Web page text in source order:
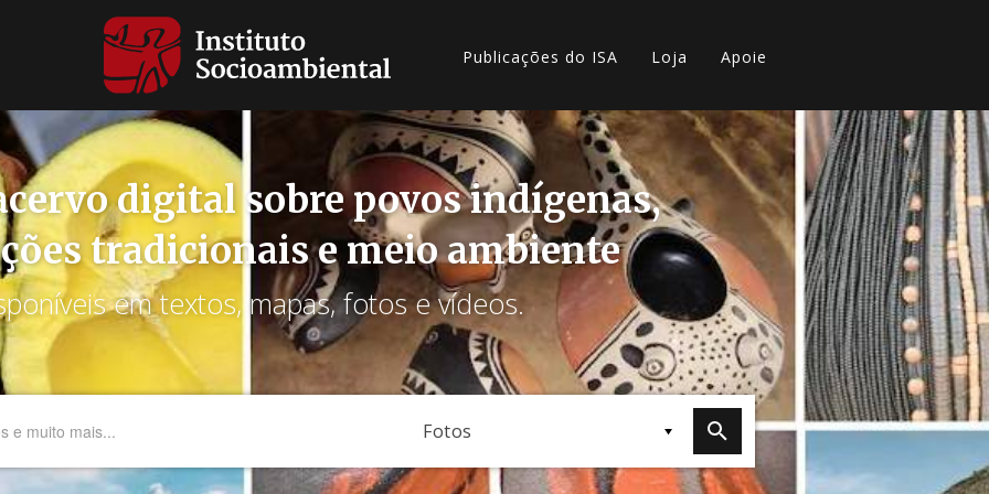
Publicações do ISA Loja Apoie
digital sobre povos indígenas,
tradicionais e meio ambiente
em textos, mapas, fotos e vídeos.
Fotos